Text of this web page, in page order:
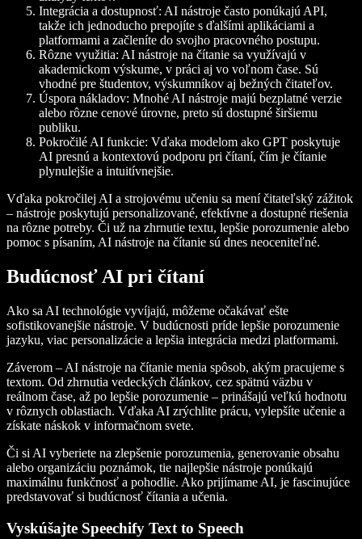
Integrácia a dostupnosť: AI nástroje často ponúkajú API,
takže ich jednoducho prepojíte s ďalšími aplikáciami a
platformami a začleníte do svojho pracovného postupu.
Rôzne využitia: AI nástroje na čítanie sa využívajú v
akademickom výskume, v práci aj vo voľnom čase. Sú
vhodné pre študentov, výskumníkov aj bežných čitateľov.
Úspora nákladov: Mnohé AI nástroje majú bezplatné verzie
alebo rôzne cenové úrovne, preto sú dostupné širšiemu
publiku.
Pokročilé AI funkcie: Vďaka modelom ako GPT poskytuje
AI presnú a kontextovú podporu pri čítaní, čím je čítanie
plynulejšie a intuitívnejšie.
Vďaka pokročilej AI a strojovému učeniu sa mení čitateľský zážitok
– nástroje poskytujú personalizované, efektívne a dostupné riešenia
na rôzne potreby. Či už na zhrnutie textu, lepšie porozumenie alebo
pomoc s písaním, AI nástroje na čítanie sú dnes neoceniteľné.
Budúcnosť AI pri čítaní
Ako sa AI technológie vyvíjajú, môžeme očakávať ešte
sofistikovanejšie nástroje. V budúcnosti príde lepšie porozumenie
jazyku, viac personalizácie a lepšia integrácia medzi platformami.
Záverom – AI nástroje na čítanie menia spôsob, akým pracujeme s
textom. Od zhrnutia vedeckých článkov, cez spätnú väzbu v
reálnom čase, až po lepšie porozumenie – prinášajú veľkú hodnotu
v rôznych oblastiach. Vďaka AI zrýchlite prácu, vylepšíte učenie a
získate náskok v informačnom svete.
Či si AI vyberiete na zlepšenie porozumenia, generovanie obsahu
alebo organizáciu poznámok, tie najlepšie nástroje ponúkajú
maximálnu funkčnosť a pohodlie. Ako prijímame AI, je fascinujúce
predstavovať si budúcnosť čítania a učenia.
Vyskúšajte Speechify Text to Speech